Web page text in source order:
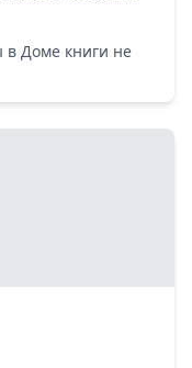
в Доме книги не